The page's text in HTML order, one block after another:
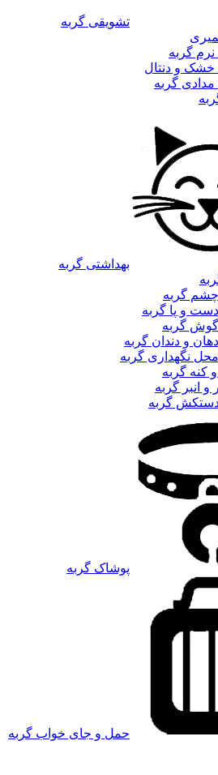
تشویقی گربه
گربه
خشک و دنتال
گربه
بهداشتی گربه
گربه
و پا گربه
گربه
و دندان گربه
نگهداری گربه
کنه گربه
و انبر گربه
گربه
پوشاک گربه
حمل و جای خواب گربه